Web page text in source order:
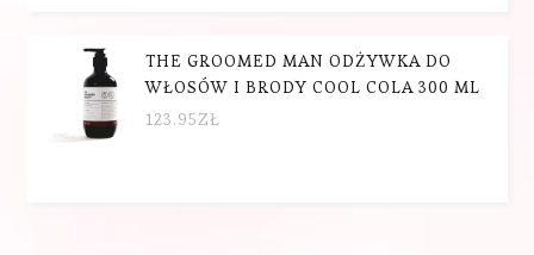
THE GROOMED MAN ODŻYWKA DO
WŁOSÓW I BRODY COOL COLA 300 ML
123.95ZŁ